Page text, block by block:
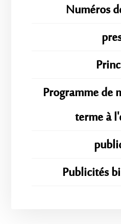
Numéros
Programme de
terme à
Publicités